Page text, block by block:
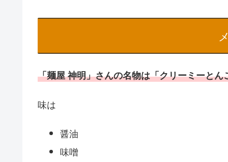
「麺屋 神明」さんの名物は「クリーミーとん
味は
醤油
味噌